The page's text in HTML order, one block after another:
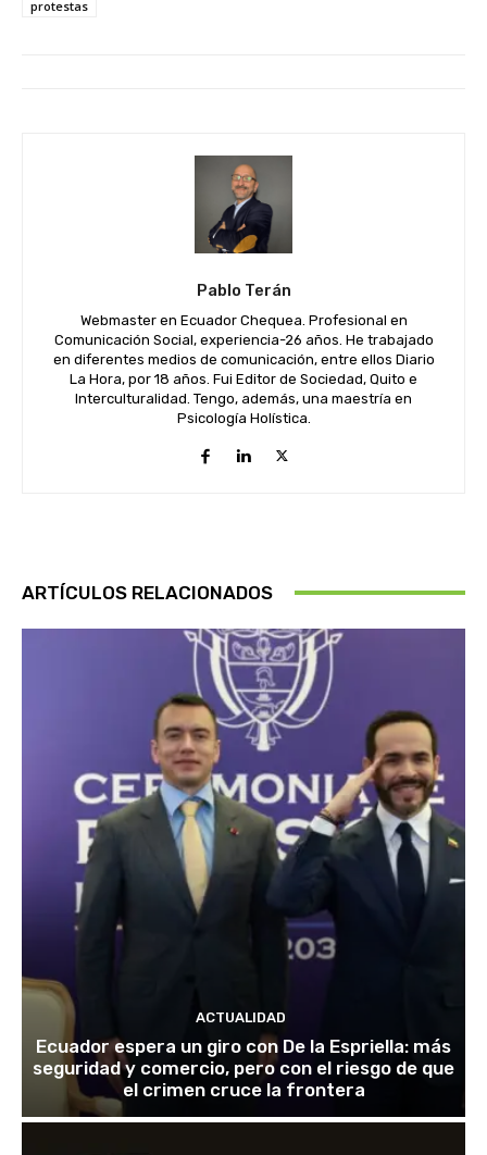
protestas
Pablo Terán
Webmaster en Ecuador Chequea. Profesional en
Comunicación Social, experiencia-26 años. He trabajado
en diferentes medios de comunicación, entre ellos Diario
La Hora, por 18 años. Fui Editor de Sociedad, Quito e
Interculturalidad. Tengo, además, una maestría en
Psicología Holística.
ARTÍCULOS RELACIONADOS
ACTUALIDAD
Ecuador espera un giro con De la Espriella: más
seguridad y comercio, pero con el riesgo de que
el crimen cruce la frontera